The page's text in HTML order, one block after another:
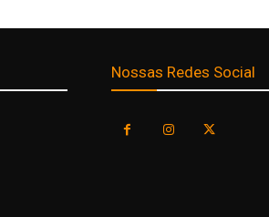
Nossas Redes Social